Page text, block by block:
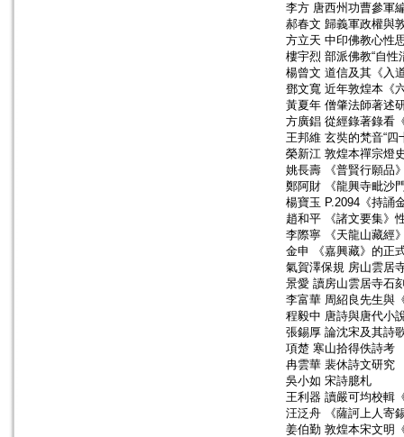
李方 唐西州功曹參軍
郝春文 歸義軍政權與
方立天 中印佛教心性
樓宇烈 部派佛教“自性
楊曾文 道信及其《入
鄧文寬 近年敦煌本《
黃夏年 僧肇法師著述
方廣錩 從經錄著錄看
王邦維 玄奘的梵音“四
榮新江 敦煌本禪宗燈
姚長壽 《普賢行願品
鄭阿財 《龍興寺毗沙
楊寶玉 P.2094《持誦
趙和平 《諸文要集》
李際寧 《天龍山藏經
金申 《嘉興藏》的正
氣賀澤保規 房山雲居
景愛 讀房山雲居寺石
李富華 周紹良先生與
程毅中 唐詩與唐代小
張錫厚 論沈宋及其詩
項楚 寒山拾得佚詩考
冉雲華 裴休詩文研究
吳小如 宋詩臆札
王利器 讀嚴可均校輯
汪泛舟 《薩訶上人寄
姜伯勤 敦煌本宋文明